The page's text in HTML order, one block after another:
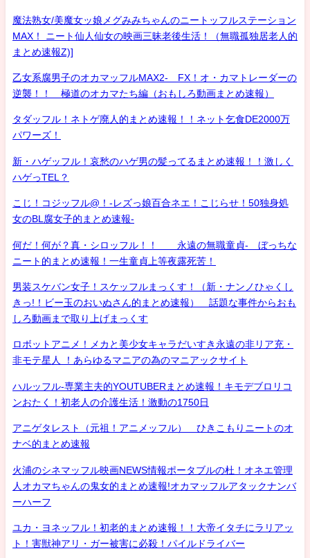
魔法熟女/美魔女ッ娘メグみみちゃんのニートッフルステーション
MAX！ ニート仙人仙女の映画三昧老後生活！（無職孤独居老人的
まとめ速報Z)]
乙女系腐男子のオカマッフルMAX2- FX！オ・カマトレーダーの
逆襲！！ 極道のオカマたち編（おもしろ動画まとめ速報）
タダッフル！ネトゲ廃人的まとめ速報！！ネット乞食DE2000万
パワーズ！
新・ハゲッフル！哀愁のハゲ男の髪ってるまとめ速報！！激しく
ハゲっTEL？
こじ！コジッフル@！-レズっ娘百合ネエ！こじらせ！50独身処
女のBL腐女子的まとめ速報-
何だ！何が？真・シロッフル！！ 永遠の無職童貞- ぼっちな
ニート的まとめ速報！一生童貞上等夜露死苦！
男装スケバン女子！スケッフルまっくす！（新・ナンノひゃくし
きっ!！ビー玉のおいぬさん的まとめ速報） 話題な事件からおも
しろ動画まで取り上げまっくす
ロボットアニメ！メカと美少女キャラだいすき永遠の非リア充・
非モテ星人 ！あらゆるマニアの為のマニアックサイト
ハルッフル-専業主夫的YOUTUBERまとめ速報！キモデブロリコ
ンおたく！初老人の介護生活！激動の1750日
アニゲタレスト（元祖！アニメッフル） ひきこもりニートのオ
ナベ的まとめ速報
火浦のシネマッフル映画NEWS情報ポータブルの杜！オネエ管理
人オカマちゃんの鬼女的まとめ速報!オカマッフルアタックナンバ
ーハーフ
ユカ・ヨネッフル！初老的まとめ速報！！大帝イタチにラリアッ
ト！害獣神アリ・ガー被害に必殺！パイルドライバー